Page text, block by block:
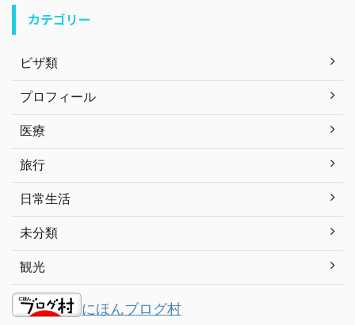
カテゴリー
ビザ類
プロフィール
医療
旅行
日常生活
未分類
観光
にほんブログ村